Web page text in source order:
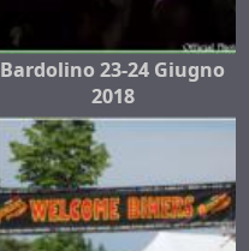
Bardolino 23-24 Giugno
2018